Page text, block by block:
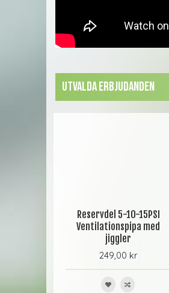
Utvalda erbjudanden
Reservdel 5-10-15PSI
Ventilationspipa med
jiggler
249,00 kr